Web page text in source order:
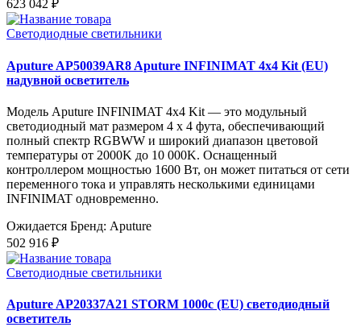
623 042 ₽
Светодиодные светильники
Aputure AP50039AR8 Aputure INFINIMAT 4x4 Kit (EU)
надувной осветитель
Модель Aputure INFINIMAT 4x4 Kit — это модульный
светодиодный мат размером 4 x 4 фута, обеспечивающий
полный спектр RGBWW и широкий диапазон цветовой
температуры от 2000K до 10 000K. Оснащенный
контроллером мощностью 1600 Вт, он может питаться от сети
переменного тока и управлять несколькими единицами
INFINIMAT одновременно.
Ожидается Бренд: Aputure
502 916 ₽
Светодиодные светильники
Aputure AP20337A21 STORM 1000c (EU) светодиодный
осветитель